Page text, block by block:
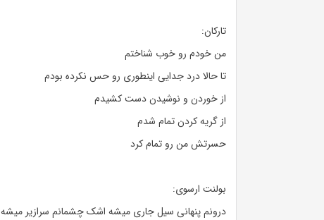
تارکان:
من خودم رو خوب شناختم
تا حالا درد جدایی اینطوری رو حس نکرده بودم
از خوردن و نوشیدن دست کشیدم
از گریه کردن تمام شدم
حسرتش من رو تمام کرد
بولنت ارسوی:
درونم پنهانی سیل جاری میشه اشک چشمانم سرازیر میشه